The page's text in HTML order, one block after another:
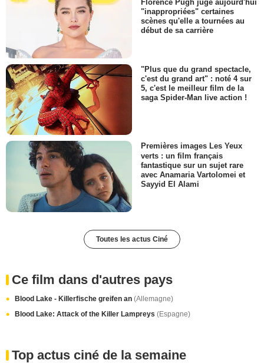
Florence Pugh juge aujourd'hui
"inappropriées" certaines
scènes qu'elle a tournées au
début de sa carrière
"Plus que du grand spectacle,
c'est du grand art" : noté 4 sur
5, c'est le meilleur film de la
saga Spider-Man live action !
Premières images Les Yeux
verts : un film français
fantastique sur un sujet rare
avec Anamaria Vartolomei et
Sayyid El Alami
Toutes les actus Ciné
Ce film dans d'autres pays
Blood Lake - Killerfische greifen an (Allemagne)
Blood Lake: Attack of the Killer Lampreys (Espagne)
Top actus ciné de la semaine